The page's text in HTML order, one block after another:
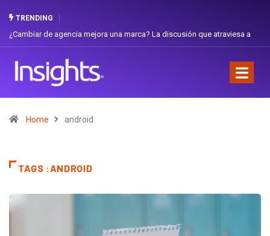
TRENDING
a
Gabriela Herrera y el arte de cambiarse el sombrero en Corporación
Home android
TAGS :ANDROID